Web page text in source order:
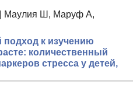
Маулия Ш, Маруф А,
подход к изучению
количественный
стресса у детей,